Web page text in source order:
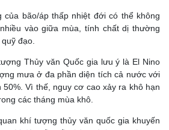
của bão/áp thấp nhiệt đới có thể không
vào giữa mùa, tính chất dị thường
đạo.
Thủy văn Quốc gia lưu ý là El Nino
mưa ở đa phần diện tích cả nước với
Vì thế, nguy cơ cao xảy ra khô hạn
các tháng mùa khô.
khí tượng thủy văn quốc gia khuyến